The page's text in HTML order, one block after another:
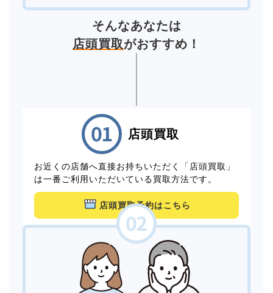
そんなあなたは
店頭買取がおすすめ！
店頭買取
お近くの店舗へ直接お持ちいただく「店頭買取」
は一番ご利用いただいている買取方法です。
店頭買取予約はこちら